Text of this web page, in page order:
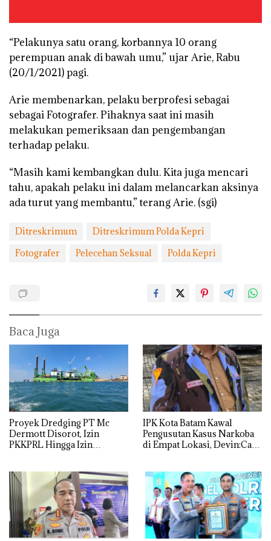
“Pelakunya satu orang, korbannya 10 orang
perempuan anak di bawah umu,” ujar Arie, Rabu
(20/1/2021) pagi.
Arie membenarkan, pelaku berprofesi sebagai
sebagai Fotografer. Pihaknya saat ini masih
melakukan pemeriksaan dan pengembangan
terhadap pelaku.
“Masih kami kembangkan dulu. Kita juga mencari
tahu, apakah pelaku ini dalam melancarkan aksinya
ada turut yang membantu,” terang Arie. (sgi)
Ditreskrimum
Ditreskrimum Polda Kepri
Fotografer
Pelecehan Seksual Polda Kepri
Baca Juga
Proyek Dredging PT Mc
Dermott Disorot, Izin
PKKPRL Hingga Izin
IPK Kota Batam Kawal
Pengusutan Kasus Narkoba
di Empat Lokasi, Devin:Cari